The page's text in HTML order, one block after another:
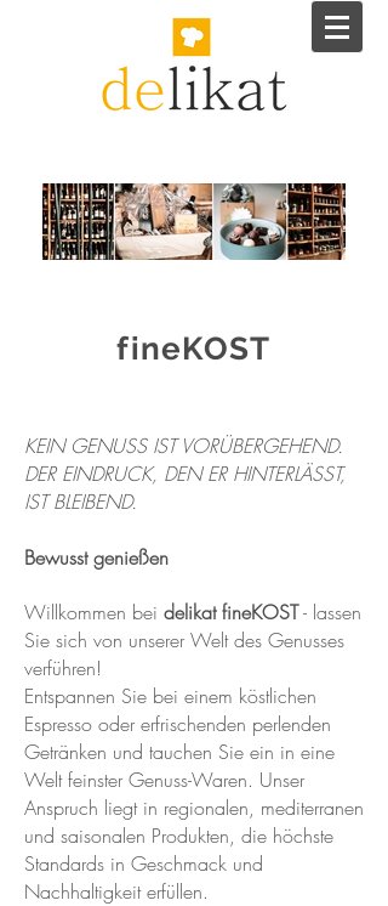
fineKOST
KEIN GENUSS IST VORÜBERGEHEND.
DER EINDRUCK, DEN ER HINTERLÄSST,
IST BLEIBEND.
Bewusst genießen
Willkommen bei delikat fineKOST- lassen
Sie sich von unserer Welt des Genusses
verführen!
Entspannen Sie bei einem köstlichen
Espresso oder erfrischenden perlenden
Getränken und tauchen Sie ein in eine
Welt feinster Genuss-Waren. Unser
Anspruch liegt in regionalen, mediterranen
und saisonalen Produkten, die höchste
Standards in Geschmack und
Nachhaltigkeit erfüllen.